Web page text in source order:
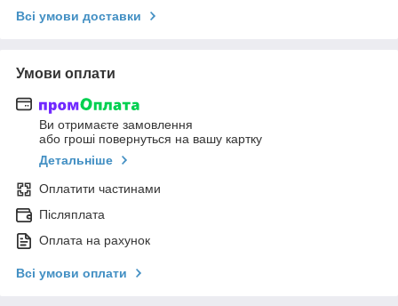
Всі умови доставки
Умови оплати
Ви отримаєте замовлення
або гроші повернуться на вашу картку
Детальніше
Оплатити частинами
Післяплата
Оплата на рахунок
Всі умови оплати